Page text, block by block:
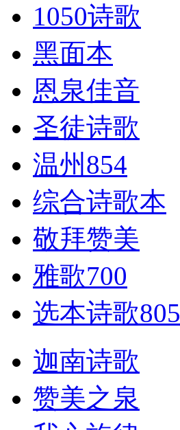
1050诗歌
黑面本
恩泉佳音
圣徒诗歌
温州854
综合诗歌本
敬拜赞美
雅歌700
选本诗歌805
迦南诗歌
赞美之泉